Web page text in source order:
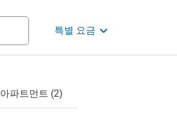
특별 요금
아파트먼트 (2)